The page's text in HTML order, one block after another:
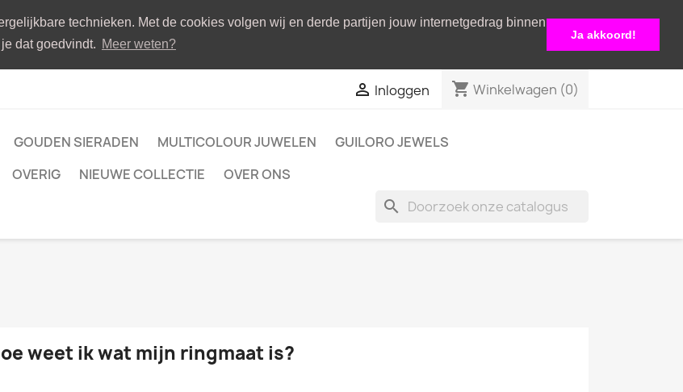
technieken. Met de cookies volgen wij en derde partijen jouw internetgedrag binnen
dat goedvindt. Meer weten?
Ja akkoord!
 Inloggen shopping_cart Winkelwagen (0)
GOUDEN SIERADEN MULTICOLOUR JUWELEN
GUILORO JEWELS
OVERIG NIEUWE COLLECTIE OVER ONS
search
weet ik wat mijn ringmaat is?